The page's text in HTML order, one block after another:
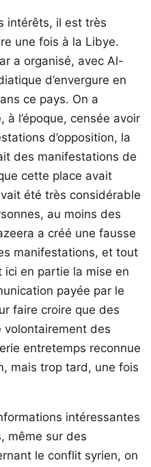
intérêts, il est très
une fois à la Libye.
a organisé, avec Al-
d’envergure en
ce pays. On a
à l’époque, censée avoir
d’opposition, la
des manifestations de
cette place avait
été très considérable
au moins des
a créé une fausse
manifestations, et tout
ici en partie la mise en
payée par le
faire croire que des
volontairement des
entretemps reconnue
mais trop tard, une fois
intéressantes
même sur des
le conflit syrien, on